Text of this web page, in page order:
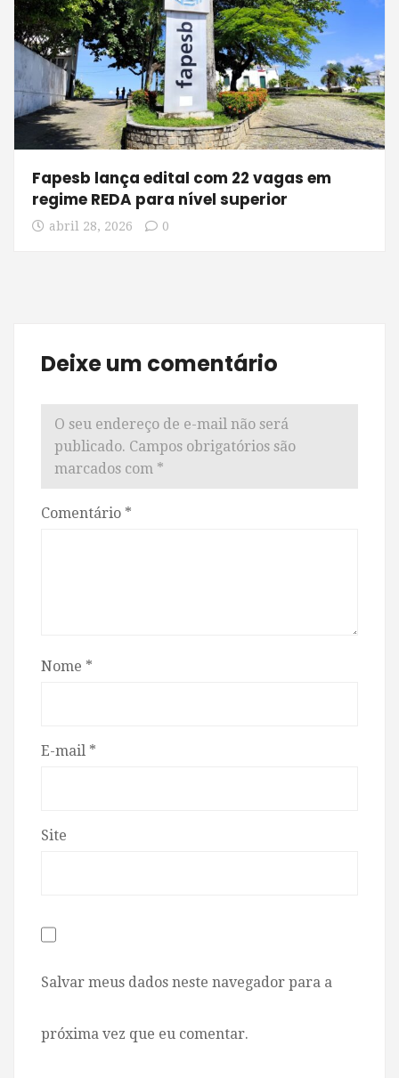
Fapesb lança edital com 22 vagas em
regime REDA para nível superior
abril 28, 2026 0
Deixe um comentário
O seu endereço de e-mail não será
publicado. Campos obrigatórios são
marcados com *
Comentário *
Nome *
E-mail *
Site
Salvar meus dados neste navegador para a
próxima vez que eu comentar.